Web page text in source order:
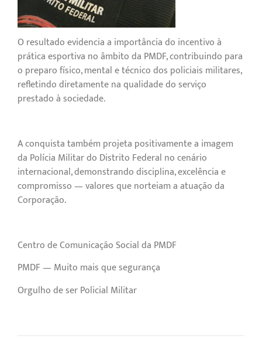
O resultado evidencia a importância do incentivo à
prática esportiva no âmbito da PMDF, contribuindo para
o preparo físico, mental e técnico dos policiais militares,
refletindo diretamente na qualidade do serviço
prestado à sociedade.
A conquista também projeta positivamente a imagem
da Polícia Militar do Distrito Federal no cenário
internacional, demonstrando disciplina, excelência e
compromisso — valores que norteiam a atuação da
Corporação.
Centro de Comunicação Social da PMDF
PMDF — Muito mais que segurança
Orgulho de ser Policial Militar